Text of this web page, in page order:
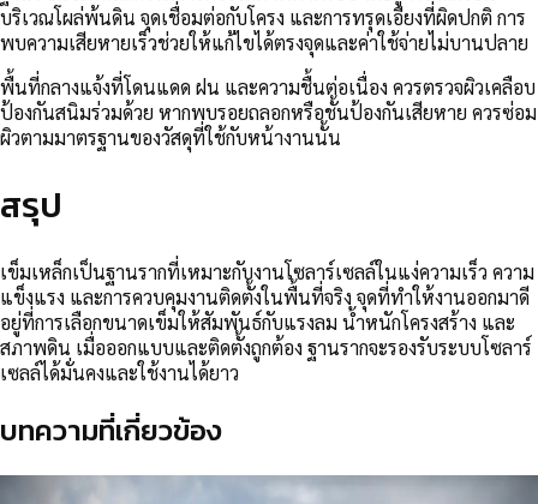
บริเวณโผล่พ้นดิน จุดเชื่อมต่อกับโครง และการทรุดเอียงที่ผิดปกติ การ
พบความเสียหายเร็วช่วยให้แก้ไขได้ตรงจุดและค่าใช้จ่ายไม่บานปลาย
พื้นที่กลางแจ้งที่โดนแดด ฝน และความชื้นต่อเนื่อง ควรตรวจผิวเคลือบ
ป้องกันสนิมร่วมด้วย หากพบรอยถลอกหรือชั้นป้องกันเสียหาย ควรซ่อม
ผิวตามมาตรฐานของวัสดุที่ใช้กับหน้างานนั้น
สรุป
เข็มเหล็กเป็นฐานรากที่เหมาะกับงานโซลาร์เซลล์ในแง่ความเร็ว ความ
แข็งแรง และการควบคุมงานติดตั้งในพื้นที่จริง จุดที่ทำให้งานออกมาดี
อยู่ที่การเลือกขนาดเข็มให้สัมพันธ์กับแรงลม น้ำหนักโครงสร้าง และ
สภาพดิน เมื่อออกแบบและติดตั้งถูกต้อง ฐานรากจะรองรับระบบโซลาร์
เซลล์ได้มั่นคงและใช้งานได้ยาว
บทความที่เกี่ยวข้อง